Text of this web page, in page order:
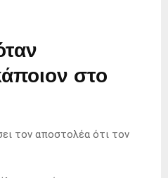
στο
τον αποστολέα ότι τον